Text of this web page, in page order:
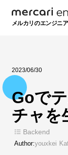
メルカリのエンジニ
2023/06/30
Goで
チャを
Backend
Author:youxkei